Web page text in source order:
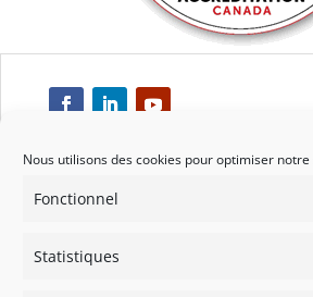
Nous utilisons des cookies pour optimiser
Fonctionnel
Statistiques
Respect
Engagement